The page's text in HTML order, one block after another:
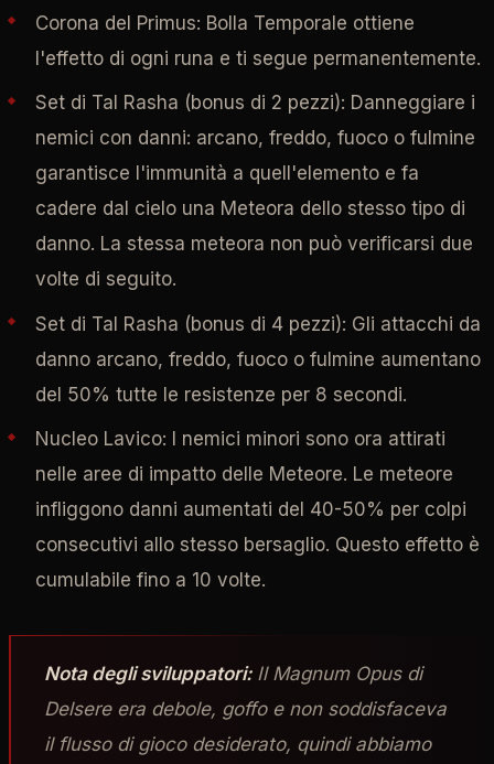
Corona del Primus: Bolla Temporale ottiene
l'effetto di ogni runa e ti segue permanentemente.
Set di Tal Rasha (bonus di 2 pezzi): Danneggiare i
nemici con danni: arcano, freddo, fuoco o fulmine
garantisce l'immunità a quell'elemento e fa
cadere dal cielo una Meteora dello stesso tipo di
danno. La stessa meteora non può verificarsi due
volte di seguito.
Set di Tal Rasha (bonus di 4 pezzi): Gli attacchi da
danno arcano, freddo, fuoco o fulmine aumentano
del 50% tutte le resistenze per 8 secondi.
Nucleo Lavico: I nemici minori sono ora attirati
nelle aree di impatto delle Meteore. Le meteore
infliggono danni aumentati del 40-50% per colpi
consecutivi allo stesso bersaglio. Questo effetto è
cumulabile fino a 10 volte.
Nota degli sviluppatori:Il Magnum Opus di
Delsere era debole, goffo e non soddisfaceva
il flusso di gioco desiderato, quindi abbiamo